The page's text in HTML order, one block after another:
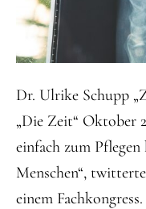
Dr. Ulrike Schupp
„Die Zeit“ Oktober
einfach zum
Menschen“,
einem